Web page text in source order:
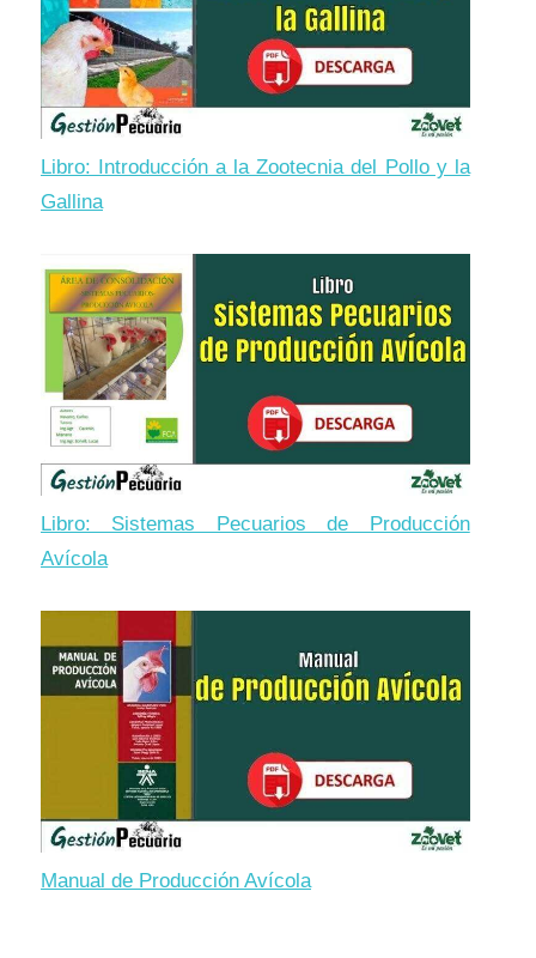
Libro: Introducción a la Zootecnia del Pollo y la
Gallina
Libro: Sistemas Pecuarios de Producción
Avícola
Manual de Producción Avícola